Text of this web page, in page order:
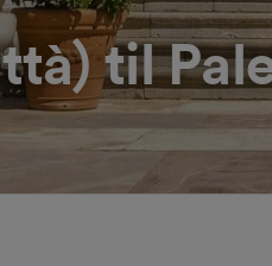
til